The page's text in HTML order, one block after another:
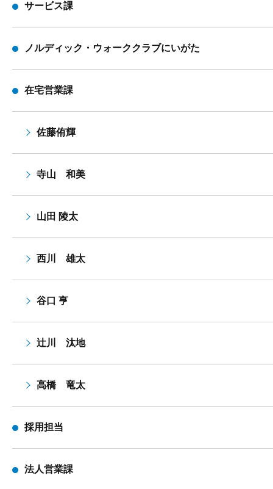
サービス課
ノルディック・ウォーククラブにいがた
在宅営業課
佐藤侑輝
寺山 和美
山田 陵太
西川 雄太
谷口 亨
辻川 汰地
高橋 竜太
採用担当
法人営業課